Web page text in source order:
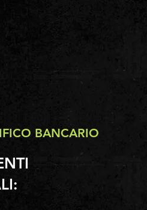
BANCARIO